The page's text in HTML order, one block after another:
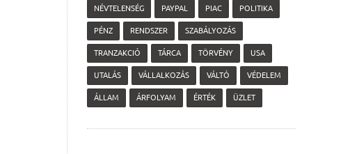
NÉVTELENSÉG PAYPAL PIAC POLITIKA
PÉNZ RENDSZER SZABÁLYOZÁS
TRANZAKCIÓ TÁRCA TÖRVÉNY USA
UTALÁS VÁLLALKOZÁS VÁLTÓ VÉDELEM
ÁLLAM ÁRFOLYAM ÉRTÉK ÜZLET